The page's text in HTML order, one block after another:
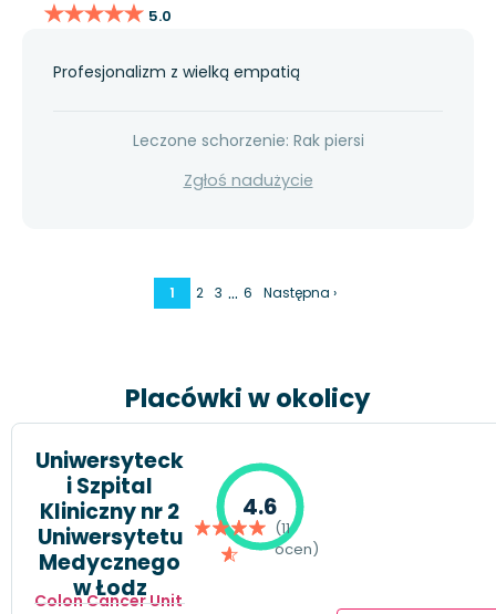
★★★★★
★★★★★ 5.0
Profesjonalizm z wielką empatią
Leczone schorzenie: Rak piersi
Zgłoś nadużycie
1 2 3 … 6 Następna ›
Placówki w okolicy
Uniwersyteck
i Szpital
Kliniczny nr 2
Uniwersytetu
Medycznego
w Łodz
Colon Cancer Unit
4.6
(11
ocen)